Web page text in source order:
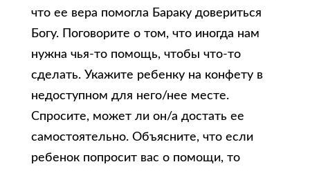
что ее вера помогла Бараку довериться
Богу. Поговорите о том, что иногда нам
нужна чья-то помощь, чтобы что-то
сделать. Укажите ребенку на конфету в
недоступном для него/нее месте.
Спросите, может ли он/а достать ее
самостоятельно. Объясните, что если
ребенок попросит вас о помощи, то